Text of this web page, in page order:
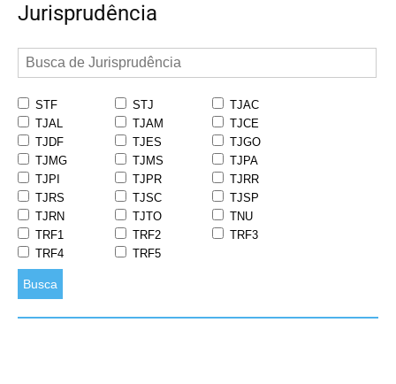
Jurisprudência
STF STJ
TJAC
TJAL
TJAM
TJCE
TJDF
TJES
TJGO
TJMG
TJMS
TJPA
TJPI
TJPR
TJRR
TJRS
TJSC
TJSP
TJRN
TJTO
TNU
TRF1
TRF2
TRF3
TRF4
TRF5
Busca